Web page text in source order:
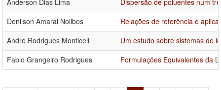
Anderson Dias Lima
Dispersão de poluentes num
Denilson Amaral Nolibos
Relações de referência e
André Rodrigues Monticeli
Um estudo sobre sistemas de
Fabio Grangeiro Rodrigues
Formulações Equivalentes da